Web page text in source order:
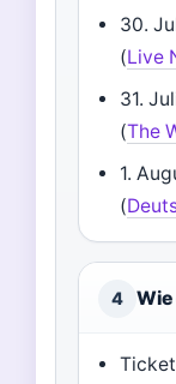
30.
(Live
31.
(The
1.
(
4